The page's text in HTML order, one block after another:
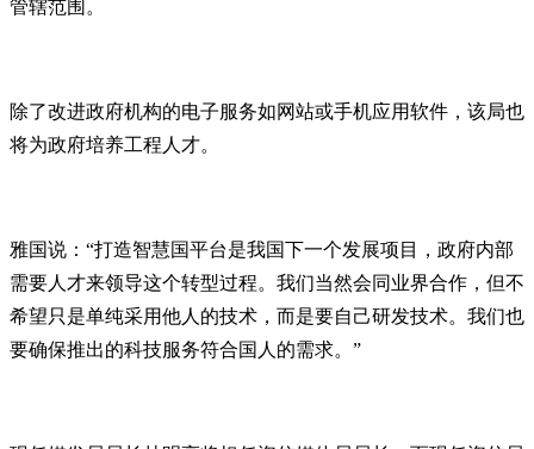
管辖范围。
除了改进政府机构的电子服务如网站或手机应用软件，该局也
将为政府培养工程人才。
雅国说：“打造智慧国平台是我国下一个发展项目，政府内部
需要人才来领导这个转型过程。我们当然会同业界合作，但不
希望只是单纯采用他人的技术，而是要自己研发技术。我们也
要确保推出的科技服务符合国人的需求。”